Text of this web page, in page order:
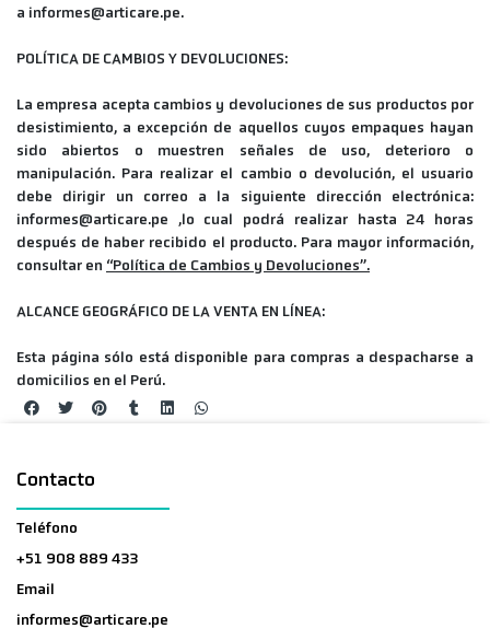
a informes@articare.pe.
POLÍTICA DE CAMBIOS Y DEVOLUCIONES:
La empresa acepta cambios y devoluciones de sus productos por
desistimiento, a excepción de aquellos cuyos empaques hayan
sido abiertos o muestren señales de uso, deterioro o
manipulación. Para realizar el cambio o devolución, el usuario
debe dirigir un correo a la siguiente dirección electrónica:
informes@articare.pe ,lo cual podrá realizar hasta 24 horas
después de haber recibido el producto. Para mayor información,
consultar en “Política de Cambios y Devoluciones”.
ALCANCE GEOGRÁFICO DE LA VENTA EN LÍNEA:
Esta página sólo está disponible para compras a despacharse a
domicilios en el Perú.
Contacto
Teléfono
+51 908 889 433
Email
informes@articare.pe